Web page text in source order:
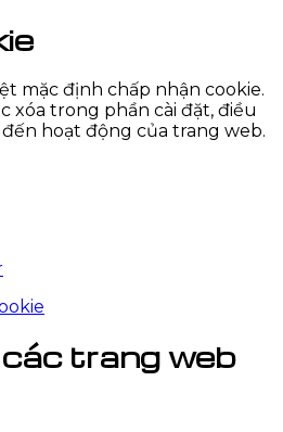
mặc định chấp nhận cookie.
xóa trong phần cài đặt, điều
hoạt động của trang web.
các trang web